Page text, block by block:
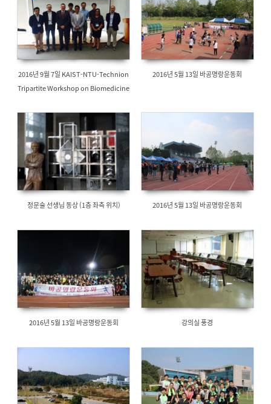
2016년 9월 7일 KAIST-NTU-Technion
Tripartite Workshop on Biomedicine
2016년 5월 13일 바공명랑운동회
정문술 선생님 동상 (1층 좌측 위치) 2016년 5월 13일 바공명랑운동회
2016년 5월 13일 바공명랑운동회 강의실 풍경